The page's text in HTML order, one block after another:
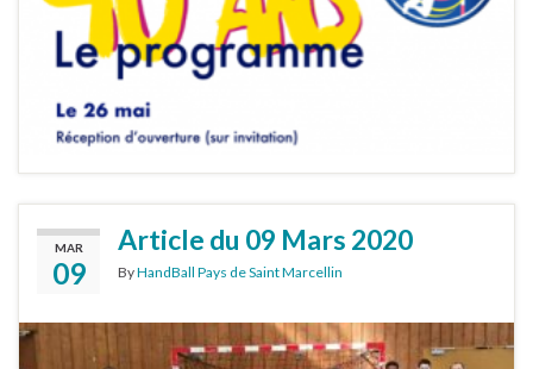
MAR
09
Article du 09 Mars 2020
ByHandBall Pays de Saint Marcellin